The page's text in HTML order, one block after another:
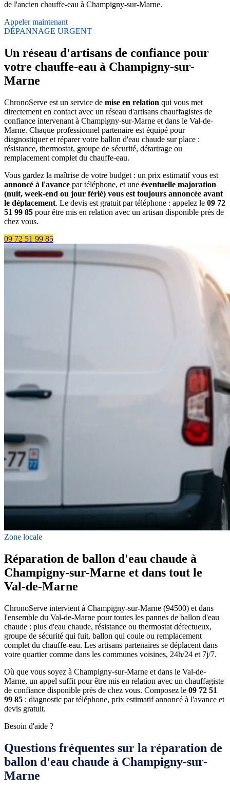
de l'ancien chauffe-eau à Champigny-sur-Marne.
Appeler maintenant
DÉPANNAGE URGENT
Un réseau d'artisans de confiance pour
votre chauffe-eau à Champigny-sur-
Marne
ChronoServe est un service de mise en relation qui vous met
directement en contact avec un réseau d'artisans chauffagistes de
confiance intervenant à Champigny-sur-Marne et dans le Val-de-
Marne. Chaque professionnel partenaire est équipé pour
diagnostiquer et réparer votre ballon d'eau chaude sur place :
résistance, thermostat, groupe de sécurité, détartrage ou
remplacement complet du chauffe-eau.
Vous gardez la maîtrise de votre budget : un prix estimatif vous est
annoncé à l'avance par téléphone, et une éventuelle majoration
(nuit, week-end ou jour férié) vous est toujours annoncée avant
le déplacement. Le devis est gratuit par téléphone : appelez le 09 72
51 99 85 pour être mis en relation avec un artisan disponible près de
chez vous.
09 72 51 99 85
Zone locale
Réparation de ballon d'eau chaude à
Champigny-sur-Marne et dans tout le
Val-de-Marne
ChronoServe intervient à Champigny-sur-Marne (94500) et dans
l'ensemble du Val-de-Marne pour toutes les pannes de ballon d'eau
chaude : plus d'eau chaude, résistance ou thermostat défectueux,
groupe de sécurité qui fuit, ballon qui coule ou remplacement
complet du chauffe-eau. Les artisans partenaires se déplacent dans
votre quartier comme dans les communes voisines, 24h/24 et 7j/7.
Où que vous soyez à Champigny-sur-Marne et dans le Val-de-
Marne, un appel suffit pour être mis en relation avec un chauffagiste
de confiance disponible près de chez vous. Composez le 09 72 51
99 85 : diagnostic par téléphone, prix estimatif annoncé à l'avance et
devis gratuit.
Besoin d'aide ?
Questions fréquentes sur la réparation de
ballon d'eau chaude à Champigny-sur-
Marne